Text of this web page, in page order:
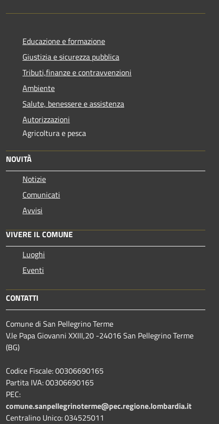
Educazione e formazione
Giustizia e sicurezza pubblica
Tributi,finanze e contravvenzioni
Ambiente
Salute, benessere e assistenza
Autorizzazioni
Agricoltura e pesca
NOVITÀ
Notizie
Comunicati
Avvisi
VIVERE IL COMUNE
Luoghi
Eventi
CONTATTI
Comune di San Pellegrino Terme
V.le Papa Giovanni XXIII,20 -24016 San Pellegrino Terme
(BG)
Codice Fiscale: 00306690165
Partita IVA: 00306690165
PEC:
comune.sanpellegrinoterme@pec.regione.lombardia.it
Centralino Unico: 034525011